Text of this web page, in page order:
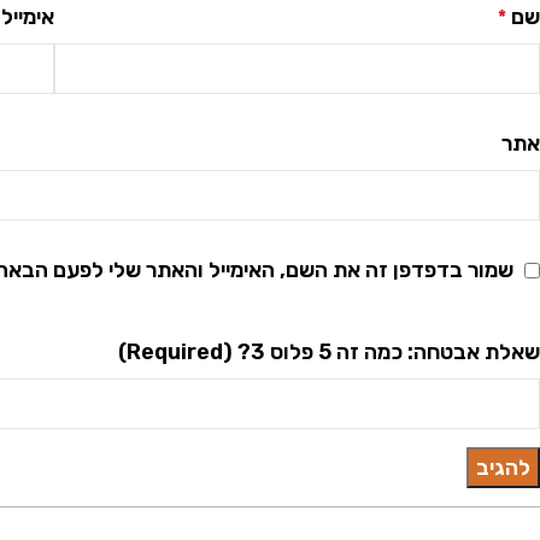
שם * אימייל
אתר
שמור בדפדפן זה את השם, האימייל והאתר שלי לפעם
שאלת אבטחה: כמה זה 5 פלוס 3? (Required)